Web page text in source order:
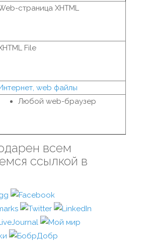
страница XHTML
File
web файлы
Любой web-браузер
всем
ссылкой в